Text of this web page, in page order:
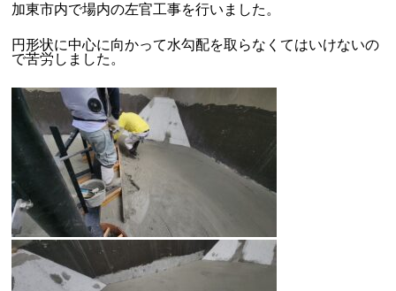
加東市内で場内の左官工事を行いました。
円形状に中心に向かって水勾配を取らなくてはいけないの
で苦労しました。